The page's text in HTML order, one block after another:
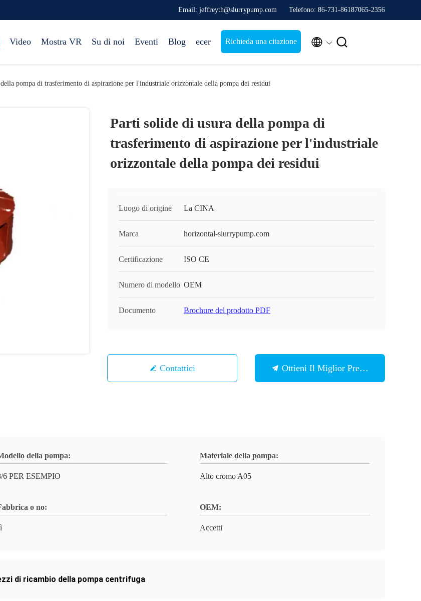
Email: jeffreyth@slurrypump.com Telefono: 86-731-86187065-2356
Video Mostra VR Su di noi Eventi Blog ecer Richieda una citazione  
pompa di trasferimento di aspirazione per l'industriale orizzontale della pompa dei residui
Parti solide di usura della pompa di
trasferimento di aspirazione per l'industriale
orizzontale della pompa dei residui
Luogo di origine La CINA
Marca horizontal-slurrypump.com
Certificazione ISO CE
Numero di modello OEM
Documento Brochure del prodotto PDF
Contattici Ottieni Il Miglior Prezzo
della pompa:
6 PER ESEMPIO
Materiale della pompa:
Alto cromo A05
o no: OEM:
Accetti
di ricambio della pompa centrifuga